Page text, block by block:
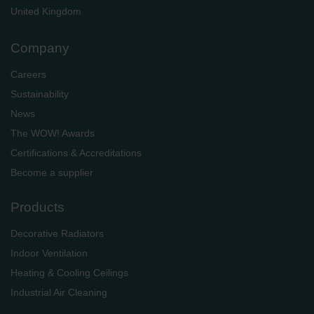
​​​​​​​United Kingdom
Company
Careers
Sustainability
News
The WOW! Awards
Certifications & Accreditations
Become a supplier
Products
Decorative Radiators
Indoor Ventilation
Heating & Cooling Ceilings
Industrial Air Cleaning